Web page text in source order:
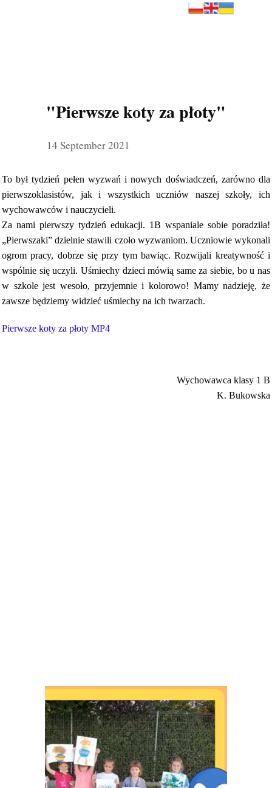
14 September 2021
"Pierwsze koty za płoty"
To był tydzień pełen wyzwań i nowych doświadczeń, zarówno dla
pierwszoklasistów, jak i wszystkich uczniów naszej szkoły, ich
wychowawców i nauczycieli.
Za nami pierwszy tydzień edukacji. 1B wspaniale sobie poradziła!
„Pierwszaki” dzielnie stawili czoło wyzwaniom. Uczniowie wykonali
ogrom pracy, dobrze się przy tym bawiąc. Rozwijali kreatywność i
wspólnie się uczyli. Uśmiechy dzieci mówią same za siebie, bo u nas
w szkole jest wesoło, przyjemnie i kolorowo! Mamy nadzieję, że
zawsze będziemy widzieć uśmiechy na ich twarzach.
Pierwsze koty za płoty MP4
Wychowawca klasy 1 B
K. Bukowska